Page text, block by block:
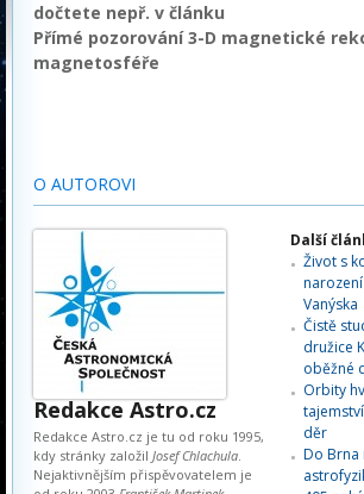
dočtete nepř. v článku
Přímé pozorování 3-D magnetické
magnetosféře
O AUTOROVI
Redakce Astro.cz
Redakce Astro.cz je tu od roku 1995,
kdy stránky založil Josef Chlachula.
Nejaktivnějším přispěvovatelem je
Další
Život s
Vanýska
Čistě
družice
oběžné
Orbity
děr
Do Brna